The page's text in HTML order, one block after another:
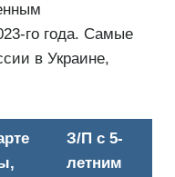
го года. Самые
в Украине,
З/П с 5-
летним